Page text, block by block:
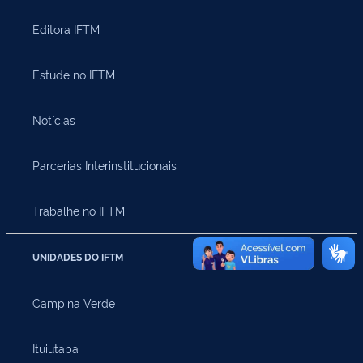
Editora IFTM
Estude no IFTM
Notícias
Parcerias Interinstitucionais
Trabalhe no IFTM
UNIDADES DO IFTM
Campina Verde
Ituiutaba